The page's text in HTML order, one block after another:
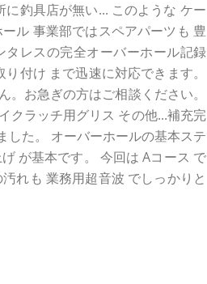
釣具店が無い... このような ケー
ル 事業部ではスペアパーツも 豊
レスの完全オーバーホール記録
付け まで迅速に対応できます。
お急ぎの方はご相談ください。
クラッチ用グリス その他...補充完
した。 オーバーホールの基本ステ
が基本です。 今回は Aコース で
れも 業務用超音波 でしっかりと